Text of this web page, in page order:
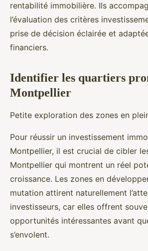
rentabilité immobilière. Ils
l’évaluation des critères
prise de décision éclairée et
financiers.
Identifier les quartiers
Montpellier
Petite exploration des zones en
Pour réussir un investissement
Montpellier, il est crucial de cibler
Montpellier qui montrent un réel
croissance. Les zones en
mutation attirent naturellement
investisseurs, car elles offrent
opportunités intéressantes avant
s’envolent.